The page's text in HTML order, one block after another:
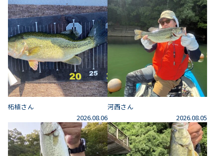
柘植さん
2026.08.06
河西さん
2026.08.05